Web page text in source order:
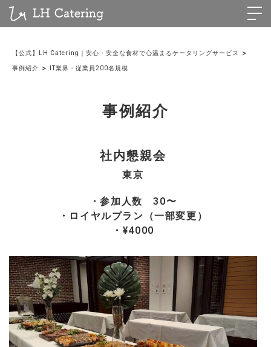
【公式】LH Catering｜安心・安全な食材で心温まるケータリングサービス >
事例紹介 > IT業界・従業員200名規模
事例紹介
社内懇親会
東京
・参加人数 30〜
・ロイヤルプラン（一部変更）
・¥4000